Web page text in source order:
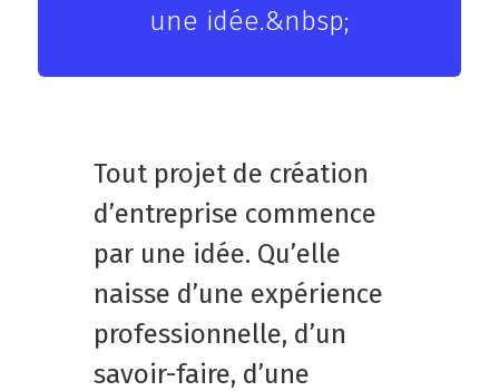
une idée.&nbsp;
Tout projet de création
d’entreprise commence
par une idée. Qu’elle
naisse d’une expérience
professionnelle, d’un
savoir-faire, d’une